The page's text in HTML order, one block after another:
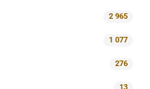
2 965
1 077
276